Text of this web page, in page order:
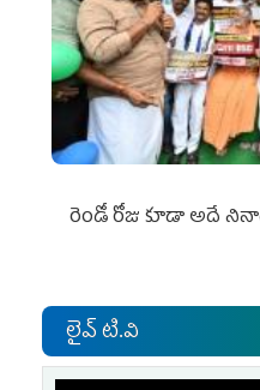
రెండో రోజు కూడా అదే
లైవ్ టి.వి